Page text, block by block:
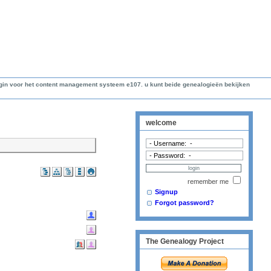
voor het content management systeem e107. u kunt beide genealogieën bekijken
welcome
remember me
Signup
Forgot password?
The Genealogy Project